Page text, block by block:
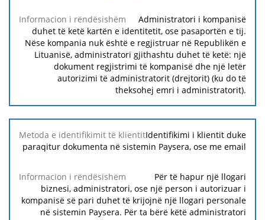
Informacion
i
rëndësishëm
Administratori i kompanisë
duhet të ketë kartën e identitetit, ose pasaportën e tij.
Nëse kompania nuk është e regjistruar në Republikën e
Lituanisë, administratori gjithashtu duhet të ketë: një
dokument regjistrimi të kompanisë dhe një letër
autorizimi të administratorit (drejtorit) (ku do të
theksohej emri i administratorit).
Identifikimi i klientit duke
paraqitur dokumenta në sistemin Paysera, ose me email
Për të hapur një llogari
biznesi, administratori, ose një person i autorizuar i
kompanisë së pari duhet të krijojnë një llogari personale
në sistemin Paysera. Për ta bërë këtë administratori